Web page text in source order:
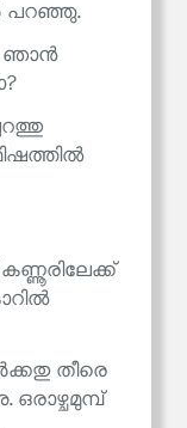
പറഞ്ഞു.
ഞാൻ
തീരെ
ഒരാഴ്ചമുമ്പ്